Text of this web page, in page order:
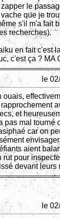
le
que je
s'il m'a fait
recherches).
en fait c'est
c'est ça ? MA
le
ouais,
rapprochement
et
pas mal tourné
car on
aient
rut pour
devant leurs
le